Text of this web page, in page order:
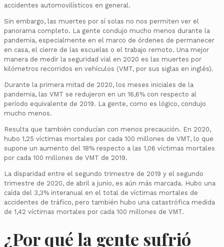
accidentes automovilísticos en general.
Sin embargo, las muertes por sí solas no nos permiten ver el
panorama completo. La gente condujo mucho menos durante la
pandemia, especialmente en el marco de órdenes de permanecer
en casa, el cierre de las escuelas o el trabajo remoto. Una mejor
manera de medir la seguridad vial en 2020 es las muertes por
kilómetros recorridos en vehículos (VMT, por sus siglas en inglés).
Durante la primera mitad de 2020, los meses iniciales de la
pandemia, las VMT se redujeron en un 16,6% con respecto al
período equivalente de 2019. La gente, como es lógico, condujo
mucho menos.
Resulta que también conducían con menos precaución. En 2020,
hubo 1,25 víctimas mortales por cada 100 millones de VMT, lo que
supone un aumento del 18% respecto a las 1,06 víctimas mortales
por cada 100 millones de VMT de 2019.
La disparidad entre el segundo trimestre de 2019 y el segundo
trimestre de 2020, de abril a junio, es aún más marcada. Hubo una
caída del 3,3% interanual en el total de víctimas mortales de
accidentes de tráfico, pero también hubo una catastrófica medida
de 1,42 víctimas mortales por cada 100 millones de VMT.
¿Por qué la gente sufrió